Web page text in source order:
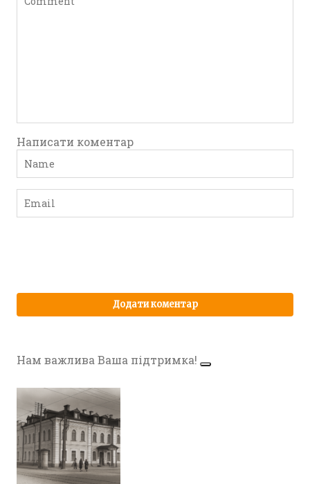
Написати коментар
Нам важлива Ваша підтримка!